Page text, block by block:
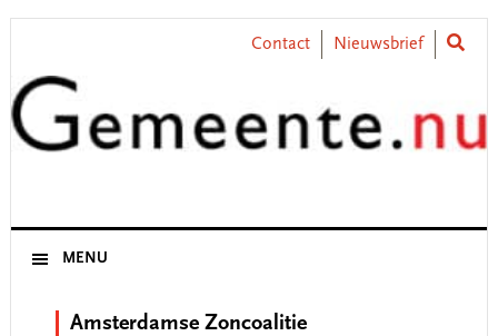
Skip
primary
navigation
Skip
content
Skip
primary
sidebar
Skip
footer
Contact Nieuwsbrief
MENU
Amsterdamse Zoncoalitie